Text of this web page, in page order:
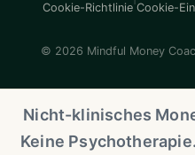
Cookie-Richtlinie Cookie-
© 2026 Mindful Money
Nicht-klinisches
Keine